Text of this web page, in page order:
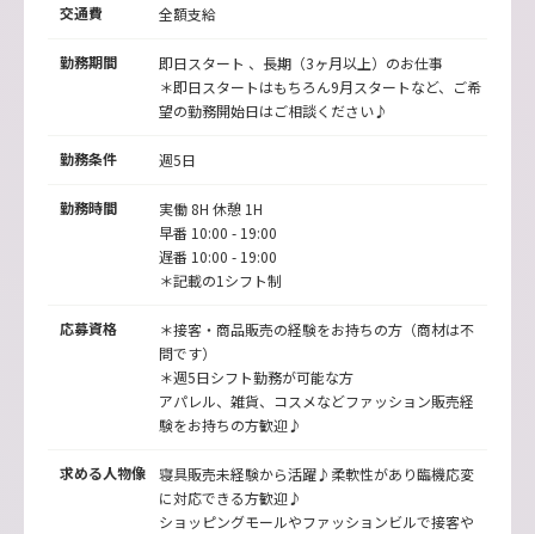
交通費 全額支給
勤務期間
即日スタート 、長期（3ヶ月以上）のお仕事
＊即日スタートはもちろん9月スタートなど、ご希
望の勤務開始日はご相談ください♪
勤務条件 週5日
勤務時間
実働 8H 休憩 1H
早番 10:00 - 19:00
遅番 10:00 - 19:00
＊記載の1シフト制
応募資格
＊接客・商品販売の経験をお持ちの方（商材は不
問です）
＊週5日シフト勤務が可能な方
アパレル、雑貨、コスメなどファッション販売経
験をお持ちの方歓迎♪
求める人物像
寝具販売未経験から活躍♪柔軟性があり臨機応変
に対応できる方歓迎♪
ショッピングモールやファッションビルで接客や